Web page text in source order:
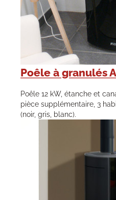
Poêle à granulés
Poêle 12 kW, étanche et
pièce supplémentaire, 3
(noir, gris, blanc).